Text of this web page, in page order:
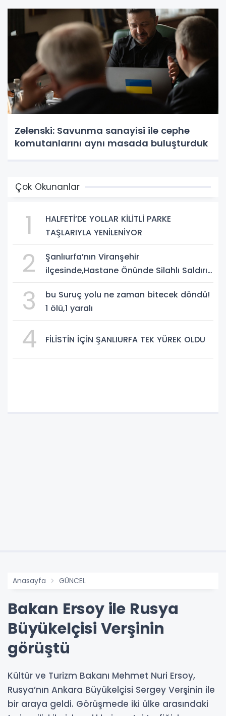
Zelenski: Savunma sanayisi ile cephe
komutanlarını aynı masada buluşturduk
Çok Okunanlar
1
HALFETİ’DE YOLLAR KİLİTLİ PARKE
TAŞLARIYLA YENİLENİYOR
2
Şanlıurfa’nın Viranşehir
ilçesinde,Hastane Önünde Silahlı Saldırı:
3
bu Suruç yolu ne zaman bitecek döndü!
1 ölü,1 yaralı
4 FİLİSTİN İÇİN ŞANLIURFA TEK YÜREK OLDU
Anasayfa GÜNCEL
Bakan Ersoy ile Rusya
Büyükelçisi Verşinin
görüştü
Kültür ve Turizm Bakanı Mehmet Nuri Ersoy,
Rusya’nın Ankara Büyükelçisi Sergey Verşinin ile
bir araya geldi. Görüşmede iki ülke arasındaki